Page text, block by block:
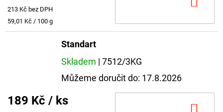
213 Kč bez DPH
Měrná
cena:
59,01 Kč / 100 g
Standart
Skladem | 7512/3KG
Můžeme doručit do: 17.8.2026
189 Kč / ks